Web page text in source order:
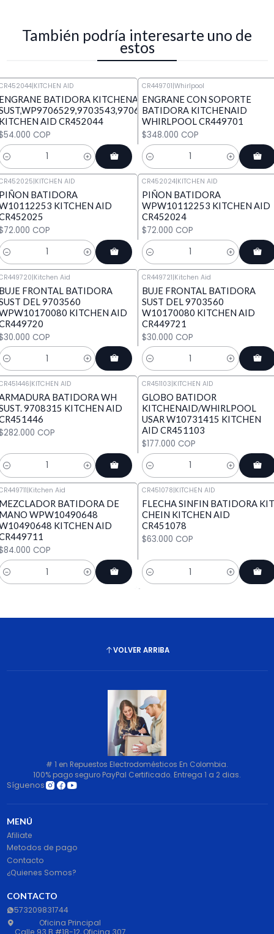
También podría interesarte uno de
estos
|KITCHEN AID
BATIDORA KITCHENAID
AID CR452044
COP
CR449701|Whirlpool
ENGRANE CON SOPORTE
BATIDORA KITCHENAID
WHIRLPOOL CR449701
$348.000 COP
Cantidad
|KITCHEN AID
BATIDORA
KITCHEN AID
COP
CR452024|KITCHEN AID
PIÑON BATIDORA
WPW10112253 KITCHEN AID
CR452024
$72.000 COP
Cantidad
|Kitchen Aid
FRONTAL BATIDORA
DEL 9703560
KITCHEN AID
COP
CR449721|Kitchen Aid
BUJE FRONTAL BATIDORA
SUST DEL 9703560
W10170080 KITCHEN AID
CR449721
$30.000 COP
Cantidad
|KITCHEN AID
BATIDORA WH
9708315 KITCHEN AID
COP
CR451103|KITCHEN AID
GLOBO BATIDOR
KITCHENAID/WHIRLPOOL
USAR W10731415 KITCHEN
AID CR451103
$177.000 COP
Cantidad
|Kitchen Aid
BATIDORA DE
WPW10490648
KITCHEN AID
COP
CR451078|KITCHEN AID
FLECHA SINFIN BATIDORA KIT
CHEIN KITCHEN AID
CR451078
$63.000 COP
Cantidad
VOLVER ARRIBA
# 1 en Repuestos Electrodomésticos En Colombia.
100% pago seguro PayPal Certificado. Entrega 1 a 2 dias.
Síguenos
MENÚ
Afiliate
Metodos de pago
Contacto
¿Quienes Somos?
CONTACTO
573209831744
Oficina Principal
Calle 93 B #18-12, Oficina 307